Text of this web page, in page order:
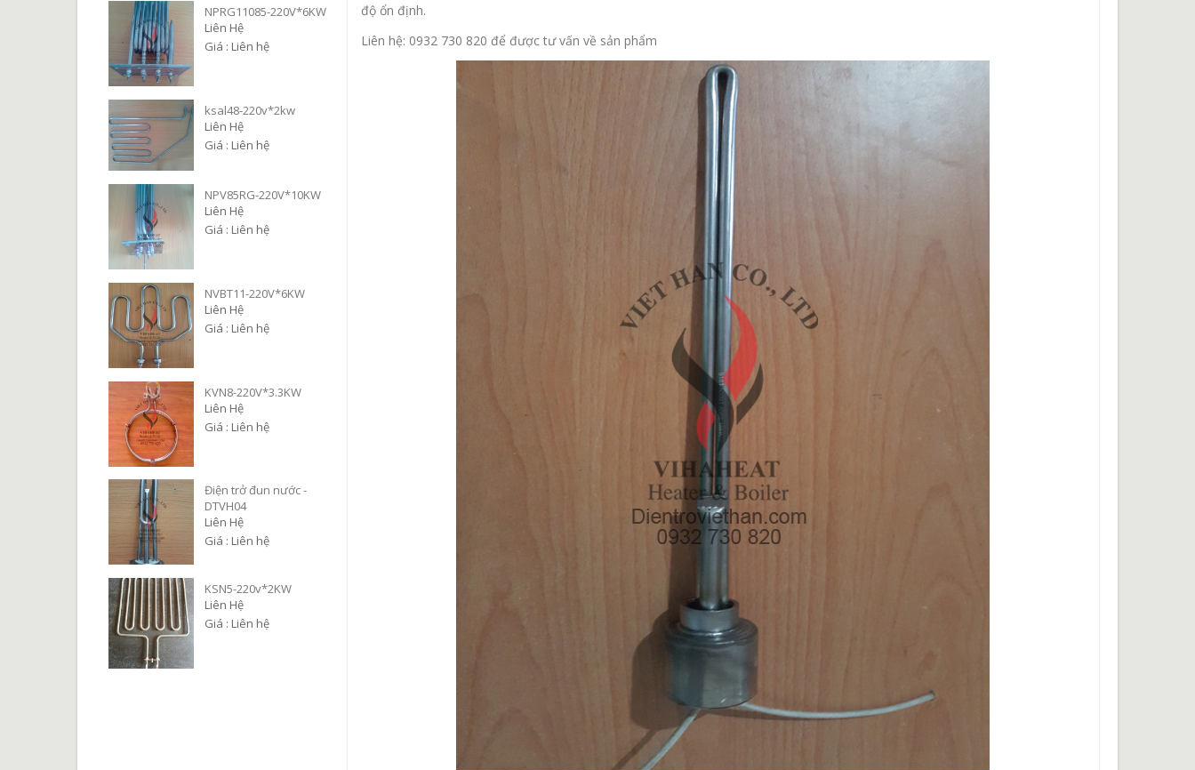
độ ổn định.
Liên hệ: 0932 730 820 để được tư vấn về sản phẩm
NPRG11085-220V*6KW
Liên Hệ
Giá : Liên hệ
ksal48-220v*2kw
Liên Hệ
Giá : Liên hệ
NPV85RG-220V*10KW
Liên Hệ
Giá : Liên hệ
NVBT11-220V*6KW
Liên Hệ
Giá : Liên hệ
KVN8-220V*3.3KW
Liên Hệ
Giá : Liên hệ
Điện trở đun nước -
DTVH04
Liên Hệ
Giá : Liên hệ
KSN5-220v*2KW
Liên Hệ
Giá : Liên hệ